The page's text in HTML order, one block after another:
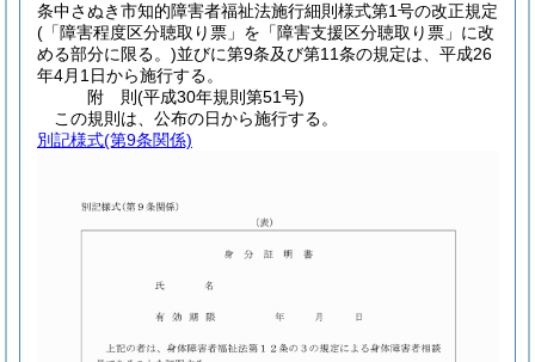
条中さぬき市知的障害者福祉法施行細則様式第1号の改正規定
(「障害程度区分聴取り票」を「障害支援区分聴取り票」に改
める部分に限る。)並びに第9条及び第11条の規定は、平成26
年4月1日から施行する。
附 則(平成30年規則第51号)
この規則は、公布の日から施行する。
別記様式(第9条関係)